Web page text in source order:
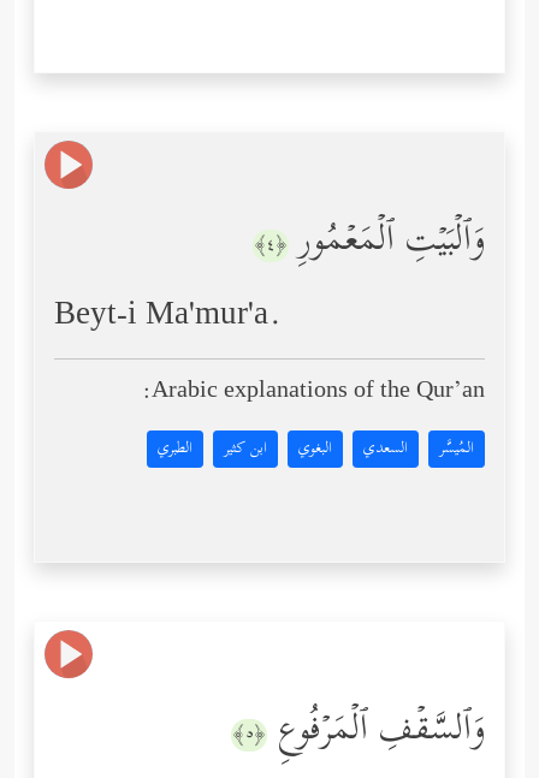
وَٱلۡبَیۡتِ ٱلۡمَعۡمُورِ ﴿٤﴾
Beyt-i Ma'mur'a.
Arabic explanations of the Qur’an:
المُيسَّر السعدي البغوي ابن كثير الطبري
وَٱلسَّقۡفِ ٱلۡمَرۡفُوعِ ﴿٥﴾